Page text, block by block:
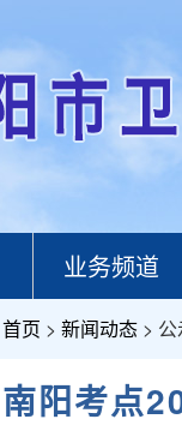
业务频道
首页 > 新闻动态 >
南阳考点